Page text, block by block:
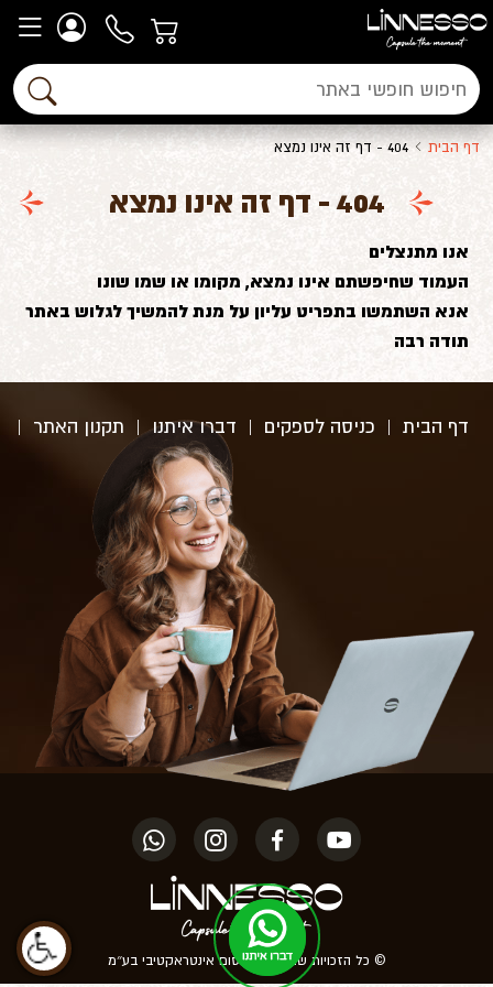
דף הבית 404 - דף זה אינו נמצא
404 - דף זה אינו נמצא
אנו מתנצלים
העמוד שחיפשתם אינו נמצא, מקומו או שמו שונו
אנא השתמשו בתפריט עליון על מנת להמשיך לגלוש באתר
תודה רבה
דף הבית | כניסה לספקים | דברו איתנו | תקנון האתר |
© כל הזכויות שמורות לפרסום אינטראקטיבי בע״מ